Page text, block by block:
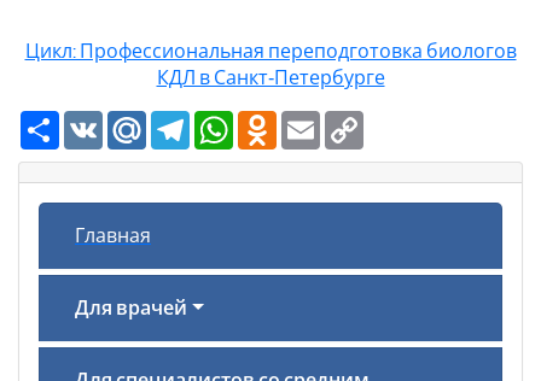
Цикл: Профессиональная переподготовка биологов
КДЛ в Санкт‑Петербурге
Ресурс
VK Mail.RuTelegramWhatsAppOdnoklassniki
Email
Главная
Для врачей